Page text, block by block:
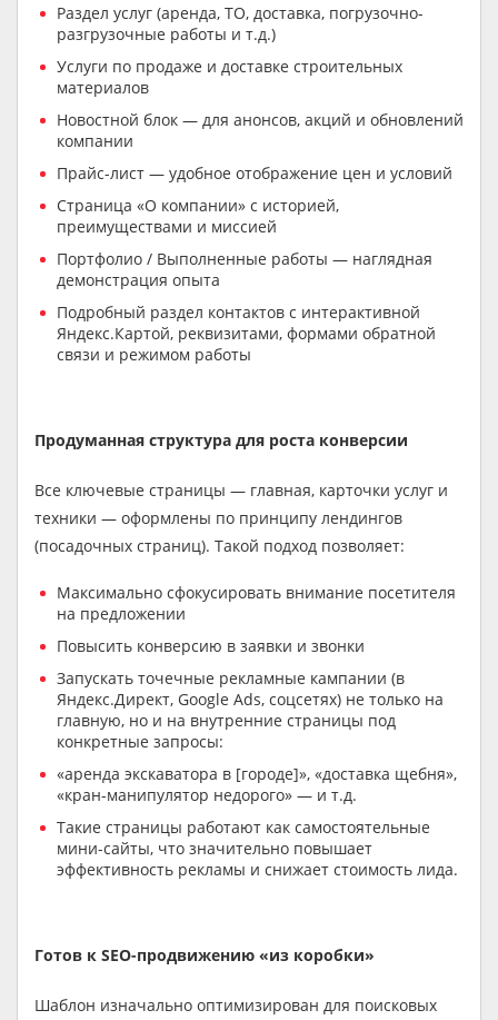
Раздел услуг (аренда, ТО, доставка, погрузочно-
разгрузочные работы и т.д.)
Услуги по продаже и доставке строительных
материалов
Новостной блок — для анонсов, акций и обновлений
компании
Прайс-лист — удобное отображение цен и условий
Страница «О компании» с историей,
преимуществами и миссией
Портфолио / Выполненные работы — наглядная
демонстрация опыта
Подробный раздел контактов с интерактивной
Яндекс.Картой, реквизитами, формами обратной
связи и режимом работы
Продуманная структура для роста конверсии
Все ключевые страницы — главная, карточки услуг и
техники — оформлены по принципу лендингов
(посадочных страниц). Такой подход позволяет:
Максимально сфокусировать внимание посетителя
на предложении
Повысить конверсию в заявки и звонки
Запускать точечные рекламные кампании (в
Яндекс.Директ, Google Ads, соцсетях) не только на
главную, но и на внутренние страницы под
конкретные запросы:
«аренда экскаватора в [городе]», «доставка щебня»,
«кран-манипулятор недорого» — и т.д.
Такие страницы работают как самостоятельные
мини-сайты, что значительно повышает
эффективность рекламы и снижает стоимость лида.
Готов к SEO-продвижению «из коробки»
Шаблон изначально оптимизирован для поисковых